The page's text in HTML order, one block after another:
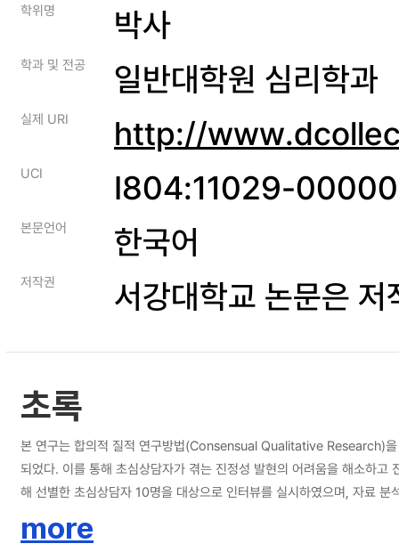
학위명 박사
학과 및 전공 일반대학원 심리학과
실제 URI http://
UCI I804:11029-
본문언어 한국어
저작권 서강대학교 논문은
초록
본 연구는 합의적 질적 연구방법(Consensual Qualitative Research)을
되었다. 이를 통해 초심상담자가 겪는 진정성 발현의 어려움을 해소하
해 선별한 초심상담자 10명을 대상으로 인터뷰를 실시하였으며, 자료
한 대처’영역에서 ‘개인적인 대처’, ‘주변으로부터의 도움’이라는 하
more